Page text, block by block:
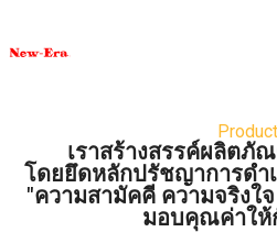
Product
เราสร้างสรรค์ผลิตภั
โดยยึดหลักปรัชญาการดำ
"ความสามัคคี ความจริงใ
มอบคุณค่าให้